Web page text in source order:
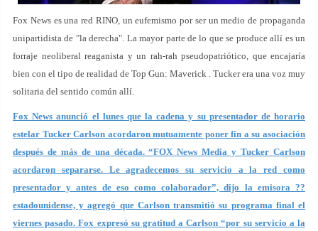
Fox News es una red RINO, un eufemismo por ser un medio de propaganda
unipartidista de "la derecha". La mayor parte de lo que se produce allí es un
forraje neoliberal reaganista y un rah-rah pseudopatriótico, que encajaría
bien con el tipo de realidad de Top Gun: Maverick . Tucker era una voz muy
solitaria del sentido común allí.
Fox News anunció el lunes que la cadena y su presentador de horario
estelar Tucker Carlson acordaron mutuamente poner fin a su asociación
después de más de una década. “FOX News Media y Tucker Carlson
acordaron separarse. Le agradecemos su servicio a la red como
presentador y antes de eso como colaborador”, dijo la emisora ??
estadounidense, y agregó que Carlson transmitió su programa final el
viernes pasado. Fox expresó su gratitud a Carlson “por su servicio a la